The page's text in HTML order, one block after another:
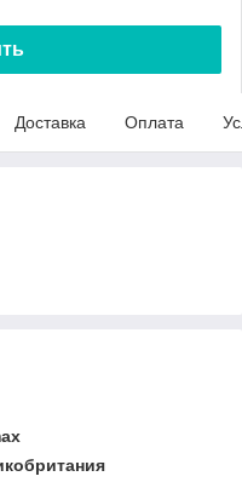
Доставка Оплата